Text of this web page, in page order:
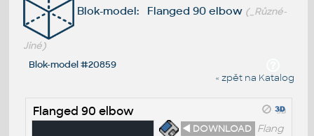
Blok-model: Flanged 90 elbow (_Různé-
Jiné)
Blok-model #20859
« zpět na Katalog
Flanged 90 elbow
◄ DOWNLOAD Flang